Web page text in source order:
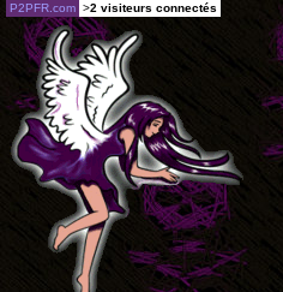
P2PFR.com >2 visiteurs connectés